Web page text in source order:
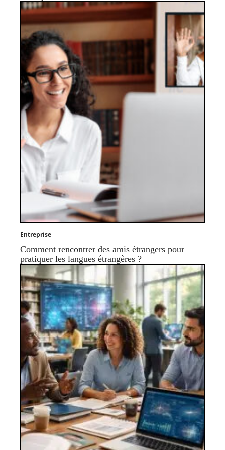
Entreprise
Comment rencontrer des amis étrangers pour
pratiquer les langues étrangères ?